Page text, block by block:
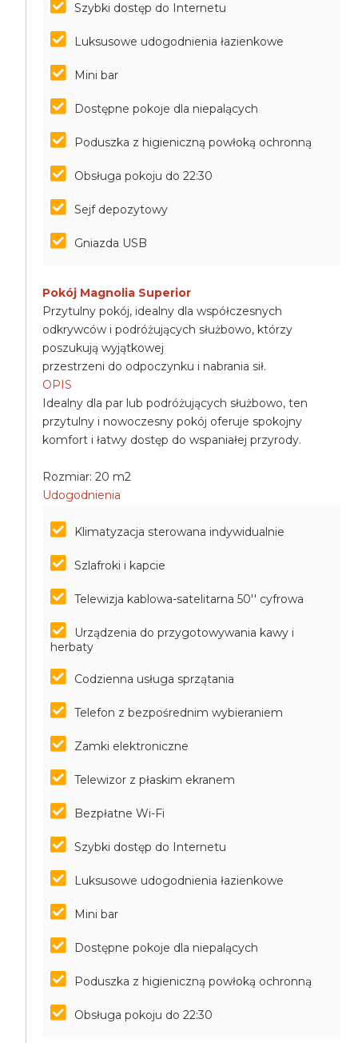
Szybki dostęp do Internetu
Luksusowe udogodnienia łazienkowe
Mini bar
Dostępne pokoje dla niepalących
Poduszka z higieniczną powłoką ochronną
Obsługa pokoju do 22:30
Sejf depozytowy
Gniazda USB
Pokój Magnolia Superior
Przytulny pokój, idealny dla współczesnych
odkrywców i podróżujących służbowo, którzy
poszukują wyjątkowej
przestrzeni do odpoczynku i nabrania sił.
OPIS
Idealny dla par lub podróżujących służbowo, ten
przytulny i nowoczesny pokój oferuje spokojny
komfort i łatwy dostęp do wspaniałej przyrody.
Rozmiar: 20 m2
Udogodnienia
Klimatyzacja sterowana indywidualnie
Szlafroki i kapcie
Telewizja kablowa-satelitarna 50'' cyfrowa
Urządzenia do przygotowywania kawy i
herbaty
Codzienna usługa sprzątania
Telefon z bezpośrednim wybieraniem
Zamki elektroniczne
Telewizor z płaskim ekranem
Bezpłatne Wi-Fi
Szybki dostęp do Internetu
Luksusowe udogodnienia łazienkowe
Mini bar
Dostępne pokoje dla niepalących
Poduszka z higieniczną powłoką ochronną
Obsługa pokoju do 22:30